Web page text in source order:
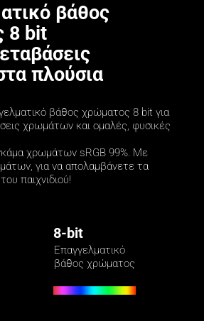
βάθος
8 bit
πλούσια
βάθος χρώματος 8 bit για
χρωμάτων και ομαλές, φυσικές
χρωμάτων sRGB 99%. Με
για να απολαμβάνετε τα
παιχνιδιού!
8-bit
Επαγγελματικό
βάθος χρώματος